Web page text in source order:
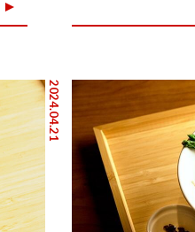
2024.04.21